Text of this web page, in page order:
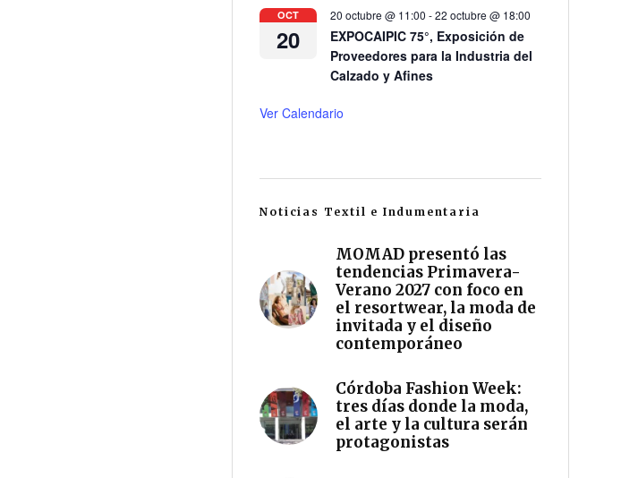
OCT
20
20 octubre @ 11:00 -22 octubre @ 18:00
EXPOCAIPIC 75°, Exposición de
Proveedores para la Industria del
Calzado y Afines
Ver Calendario
Noticias Textil e Indumentaria
MOMAD presentó las
tendencias Primavera-
Verano 2027 con foco en
el resortwear, la moda de
invitada y el diseño
contemporáneo
Córdoba Fashion Week:
tres días donde la moda,
el arte y la cultura serán
protagonistas